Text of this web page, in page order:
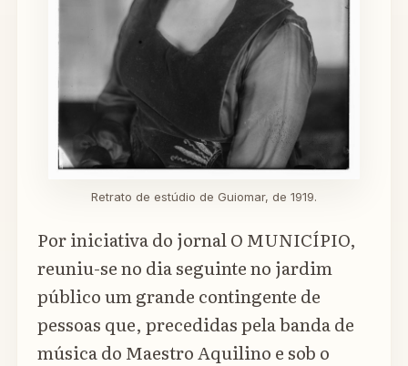
Retrato de estúdio de Guiomar, de 1919.
Por iniciativa do jornal O MUNICÍPIO,
reuniu-se no dia seguinte no jardim
público um grande contingente de
pessoas que, precedidas pela banda de
música do Maestro Aquilino e sob o